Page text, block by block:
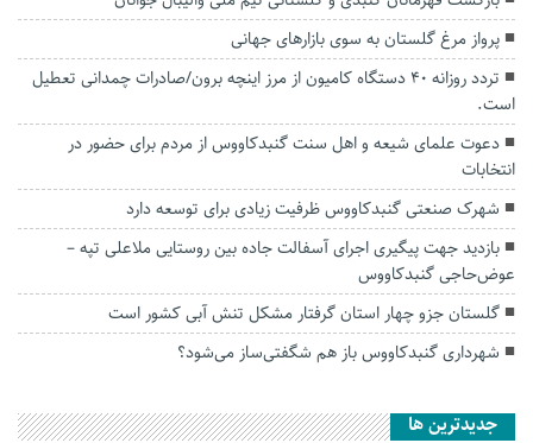
پرواز مرغ گلستان به سوی بازارهای جهانی
تردد روزانه ۴۰ دستگاه کامیون از مرز اینچه برون/صادرات چمدانی تعطیل
است.
دعوت علمای شیعه و اهل سنت گنبدکاووس از مردم برای حضور در
انتخابات
شهرک صنعتی گنبدکاووس ظرفیت زیادی برای توسعه دارد
بازدید جهت پیگیری اجرای آسفالت جاده بین روستایی ملاعلی تپه –
عوض‌حاجی گنبدکاووس
گلستان جزو چهار استان گرفتار مشکل تنش آبی کشور است
شهرداری گنبدکاووس باز هم شگفتی‌ساز می‌شود؟
جديدترين ها